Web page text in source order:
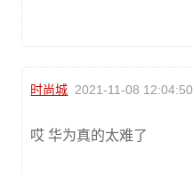
时尚城 2021-11-08 12:04:50
哎 华为真的太难了